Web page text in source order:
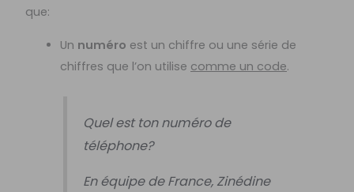
que:
Un numéro est un chiffre ou une série de
chiffres que l’on utilise comme un code.
Quel est ton numéro de
téléphone?
En équipe de France, Zinédine